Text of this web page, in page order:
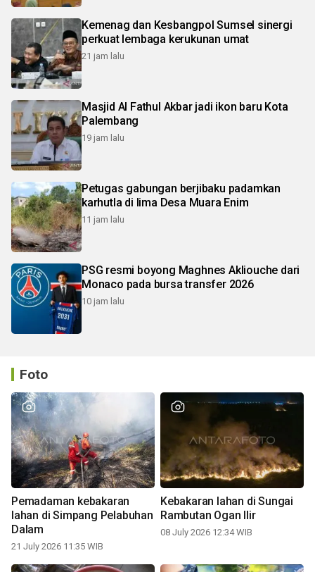
Kemenag dan Kesbangpol Sumsel sinergi
perkuat lembaga kerukunan umat
21 jam lalu
Masjid Al Fathul Akbar jadi ikon baru Kota
Palembang
19 jam lalu
Petugas gabungan berjibaku padamkan
karhutla di lima Desa Muara Enim
11 jam lalu
PSG resmi boyong Maghnes Akliouche dari
Monaco pada bursa transfer 2026
10 jam lalu
Foto
Pemadaman kebakaran
lahan di Simpang Pelabuhan
Dalam
21 July 2026 11:35 WIB
Kebakaran lahan di Sungai
Rambutan Ogan Ilir
08 July 2026 12:34 WIB